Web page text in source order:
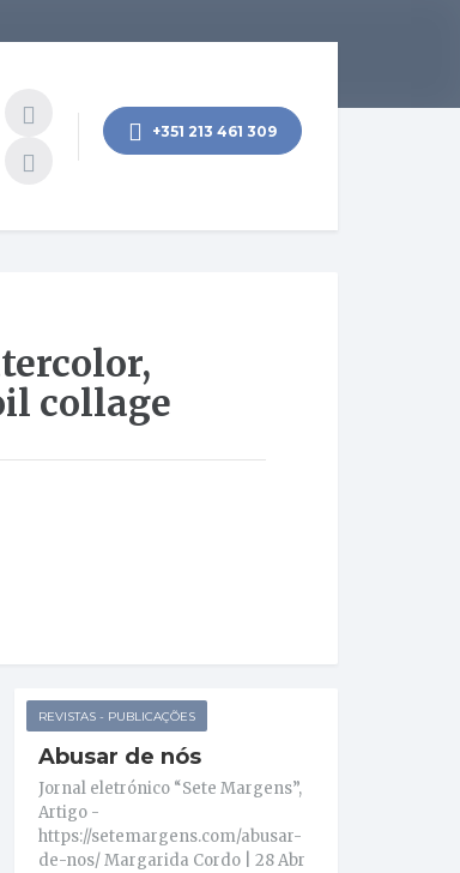
+351 213 461 309
collage
REVISTAS - PUBLICAÇÕES
Abusar de nós
Jornal eletrónico “Sete Margens”,
Artigo -
https://setemargens.com/abusar-
de-nos/ Margarida Cordo | 28 Abr